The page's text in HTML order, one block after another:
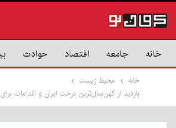
خانه جامعه اقتصاد حوادث
خانه
محیط زیست
بازدید از کهن‌سال‌ترین درخت ایران و اقدامات